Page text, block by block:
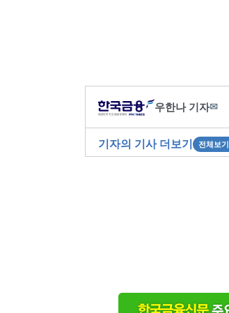
우한나 기자✉
기자의 기사 더보기 전체보기